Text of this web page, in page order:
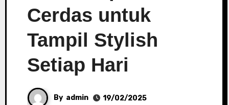
Cerdas untuk
Tampil Stylish
Setiap Hari
By admin
19/02/2025